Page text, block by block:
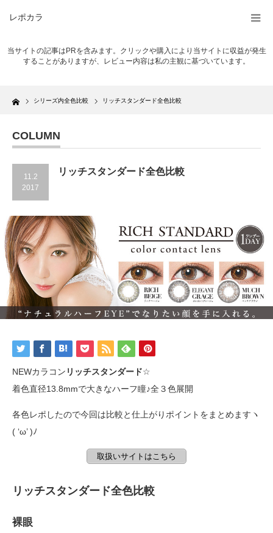
レポカラ
当サイトの記事はPRを含みます。クリックや購入により当サイトに収益が発生
することがありますが、レビュー内容は私の主観に基づいています。
Home シリーズ内全色比較 リッチスタンダード全色比較
COLUMN
11.2
2017
リッチスタンダード全色比較
NEWカラコン リッチスタンダード☆
着色直径13.8mmで大きなハーフ瞳♪全３色展開
各色レポしたので今回は比較と仕上がりポイントをまとめますヽ
( ‘ω’ )ﾉ
取扱いサイトはこちら
リッチスタンダード全色比較
裸眼